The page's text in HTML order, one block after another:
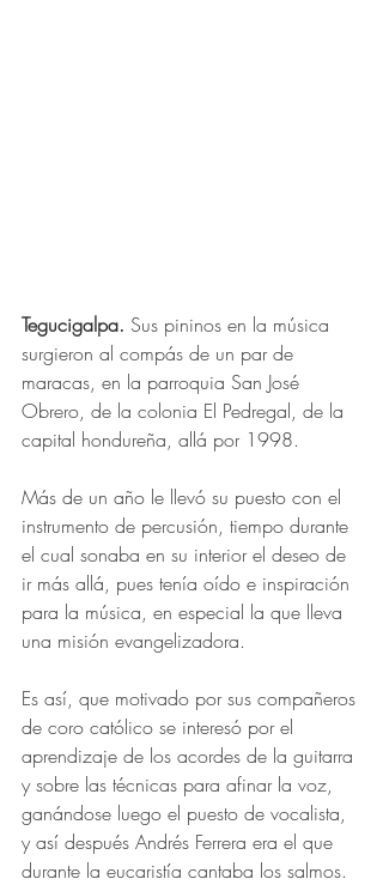
Tegucigalpa. Sus pininos en la música
surgieron al compás de un par de
maracas, en la parroquia San José
Obrero, de la colonia El Pedregal, de la
capital hondureña, allá por 1998.
Más de un año le llevó su puesto con el
instrumento de percusión, tiempo durante
el cual sonaba en su interior el deseo de
ir más allá, pues tenía oído e inspiración
para la música, en especial la que lleva
una misión evangelizadora.
Es así, que motivado por sus compañeros
de coro católico se interesó por el
aprendizaje de los acordes de la guitarra
y sobre las técnicas para afinar la voz,
ganándose luego el puesto de vocalista,
y así después Andrés Ferrera era el que
durante la eucaristía cantaba los salmos.